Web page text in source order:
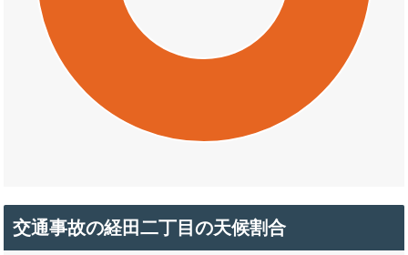
交通事故の経田二丁目の天候割合